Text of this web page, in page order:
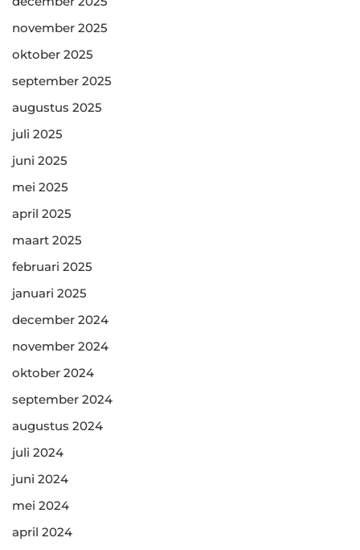
november 2025
oktober 2025
september 2025
augustus 2025
juli 2025
juni 2025
mei 2025
april 2025
maart 2025
februari 2025
januari 2025
december 2024
november 2024
oktober 2024
september 2024
augustus 2024
juli 2024
juni 2024
mei 2024
april 2024